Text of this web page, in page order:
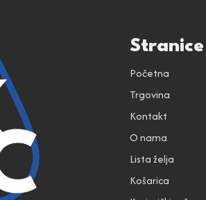
Stranice
Početna
Trgovina
Kontakt
O nama
Lista želja
Košarica